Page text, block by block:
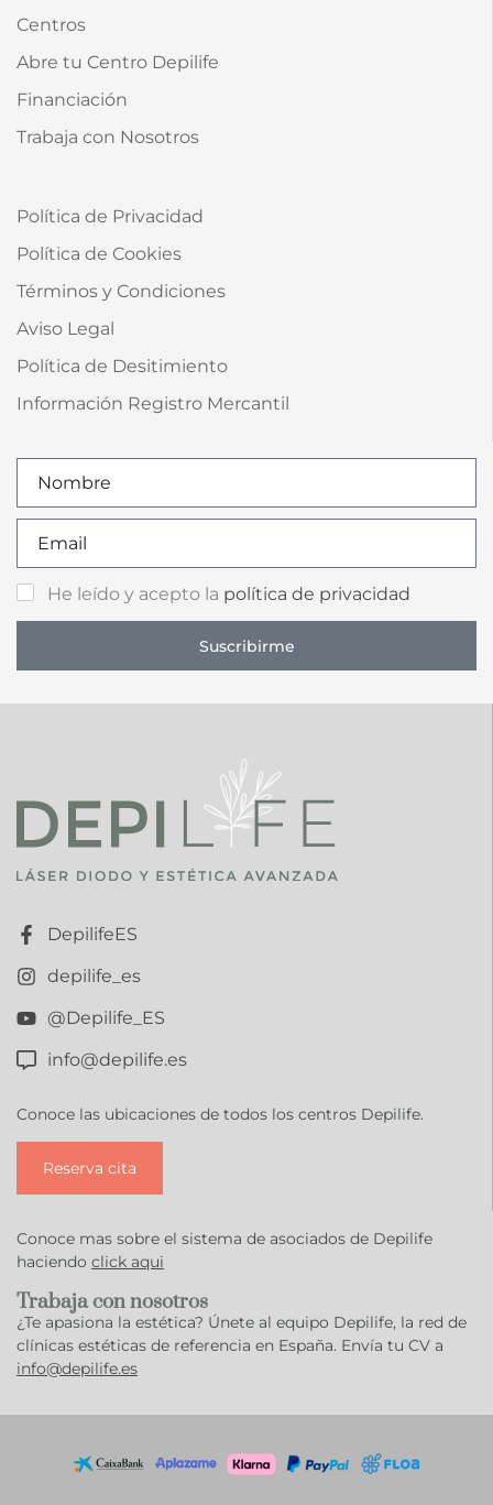
Centros
Abre tu Centro Depilife
Financiación
Trabaja con Nosotros
Política de Privacidad
Política de Cookies
Términos y Condiciones
Aviso Legal
Política de Desitimiento
Información Registro Mercantil
He leído y acepto la política de privacidad
Suscribirme
DepilifeES
depilife_es
@Depilife_ES
info@depilife.es
Conoce las ubicaciones de todos los centros Depilife.
Reserva cita
Conoce mas sobre el sistema de asociados de Depilife
haciendo click aqui
Trabaja con nosotros
¿Te apasiona la estética? Únete al equipo Depilife, la red de
clínicas estéticas de referencia en España. Envía tu CV a
info@depilife.es